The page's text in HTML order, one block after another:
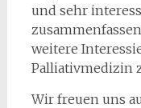
und sehr
weitere
Palliativmedizin
Wir freuen uns